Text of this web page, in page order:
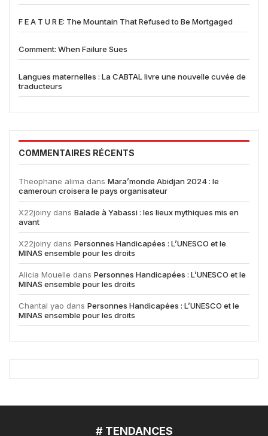
F E A T U R E: The Mountain That Refused to Be Mortgaged
Comment: When Failure Sues
Langues maternelles : La CABTAL livre une nouvelle cuvée de
traducteurs
COMMENTAIRES RÉCENTS
Theophane alima dans Mara’monde Abidjan 2024 : le
cameroun croisera le pays organisateur
X22joiny dans Balade à Yabassi : les lieux mythiques mis en
avant
X22joiny dans Personnes Handicapées : L’UNESCO et le
MINAS ensemble pour les droits
Alicia Mouelle dans Personnes Handicapées : L’UNESCO et le
MINAS ensemble pour les droits
Chantal yao dans Personnes Handicapées : L’UNESCO et le
MINAS ensemble pour les droits
# TENDANCES